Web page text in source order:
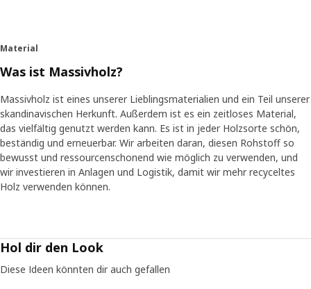
Material
Was ist Massivholz?
Massivholz ist eines unserer Lieblingsmaterialien und ein Teil unserer
skandinavischen Herkunft. Außerdem ist es ein zeitloses Material,
das vielfältig genutzt werden kann. Es ist in jeder Holzsorte schön,
beständig und erneuerbar. Wir arbeiten daran, diesen Rohstoff so
bewusst und ressourcenschonend wie möglich zu verwenden, und
wir investieren in Anlagen und Logistik, damit wir mehr recyceltes
Holz verwenden können.
Hol dir den Look
Diese Ideen könnten dir auch gefallen